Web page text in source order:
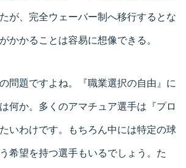
が、完全ウェーバー制へ移行するとな
かかることは容易に想像できる。
問題ですよね。『職業選択の自由』に
何か。多くのアマチュア選手は『プロ
いわけです。もちろん中には特定の球
希望を持つ選手もいるでしょう。た